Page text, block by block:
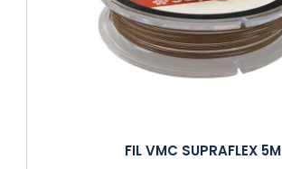
FIL VMC SUPRAFLEX 5M